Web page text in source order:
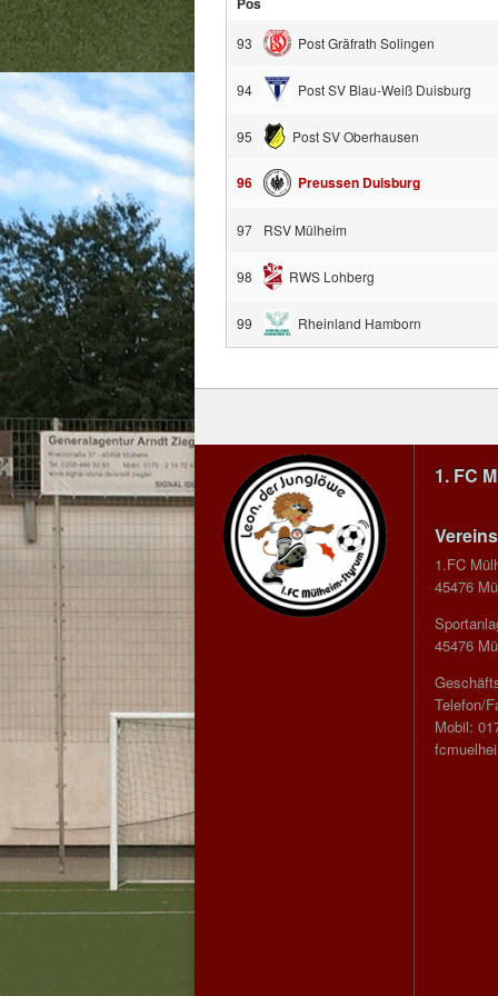
93 Post Gräfrath Solingen
94 Post SV Blau-Weiß Duisburg
95 Post SV Oberhausen
96 Preussen Duisburg
97 RSV Mülheim
98 RWS Lohberg
99 Rheinland Hamborn
1. FC
1.FC
45476
45476
Telefon/
Mobil: